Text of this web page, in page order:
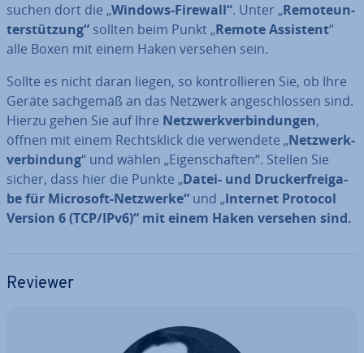
suchen dort die „Windows-Firewall“. Unter „Re­mo­te­un­
ter­stüt­zung“ sollten beim Punkt „Remote Assistent“
alle Boxen mit einem Haken versehen sein.
Sollte es nicht daran liegen, so kon­trol­lie­ren Sie, ob Ihre
Geräte sachgemäß an das Netzwerk an­ge­schlos­sen sind.
Hierzu gehen Sie auf Ihre Netz­werk­ver­bin­dun­gen,
öffnen mit einem Rechts­klick die ver­wen­de­te „Netz­werk­
ver­bin­dung“ und wählen „Ei­gen­schaf­ten“. Stellen Sie
sicher, dass hier die Punkte „Datei- und Dru­cker­frei­ga­
be für Microsoft-Netzwerke“ und „Internet Protocol
Version 6 (TCP/IPv6)“ mit einem Haken versehen sind.
Reviewer